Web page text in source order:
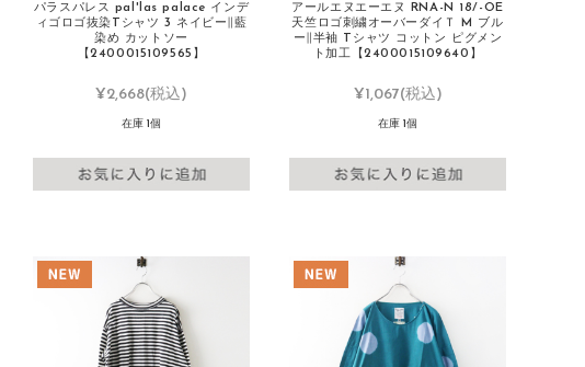
パラスパレス pal'las palace インデ
ィゴロゴ抜染Tシャツ 3 ネイビー∥藍
染め カットソー
【2400015109565】
¥2,668(税込)
在庫 1個
アールエヌエーエヌ RNA-N 18/-OE
天竺ロゴ刺繍オーバーダイＴ M ブル
ー∥半袖 Tシャツ コットン ピグメン
ト加工【2400015109640】
¥1,067(税込)
在庫 1個